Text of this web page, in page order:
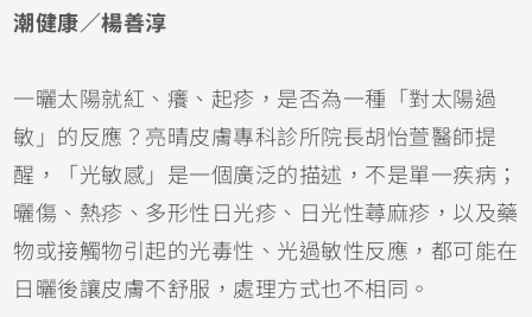
潮健康／楊善淳
一曬太陽就紅、癢、起疹，是否為一種「對太陽過
敏」的反應？亮晴皮膚專科診所院長胡怡萱醫師提
醒，「光敏感」是一個廣泛的描述，不是單一疾病；
曬傷 、熱疹、多形性日光疹、日光性蕁麻疹 ，以及藥
物或接觸物引起的光毒性、光過敏性反應，都可能在
日曬後讓皮膚不舒服，處理方式也不相同。